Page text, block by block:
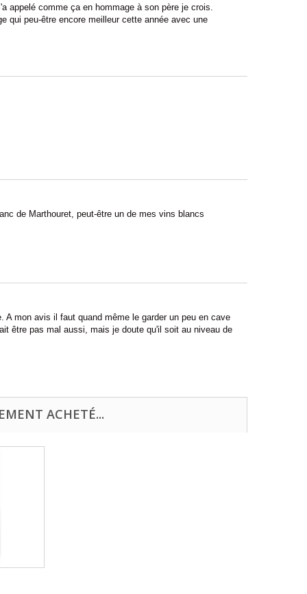
appelé comme ça en hommage à son père je crois.
qui peu-être encore meilleur cette année avec une
de Marthouret, peut-être un de mes vins blancs
mon avis il faut quand même le garder un peu en cave
être pas mal aussi, mais je doute qu'il soit au niveau de
ACHETÉ...